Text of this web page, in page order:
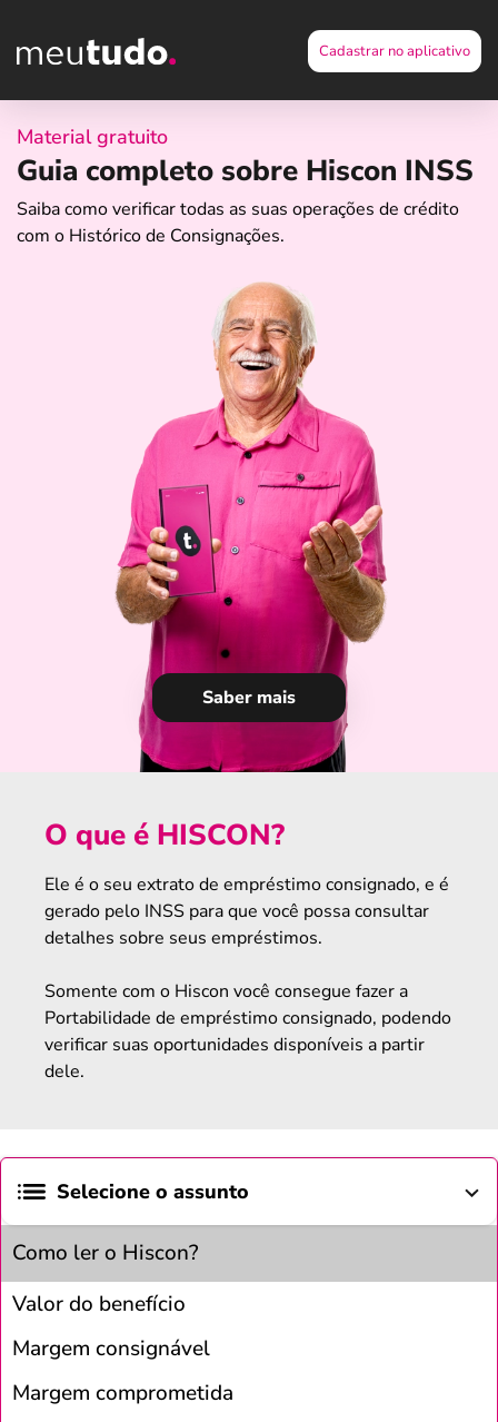
Cadastrar no aplicativo
Material gratuito
Guia completo sobre Hiscon INSS
Saiba como verificar todas as suas operações de crédito
com o Histórico de Consignações.
Saber mais
O que é HISCON?
Ele é o seu extrato de empréstimo consignado, e é
gerado pelo INSS para que você possa consultar
detalhes sobre seus empréstimos.
Somente com o Hiscon você consegue fazer a
Portabilidade de empréstimo consignado, podendo
verificar suas oportunidades disponíveis a partir
dele.
Selecione o assunto
Como ler o Hiscon?
Valor do benefício
Margem consignável
Margem comprometida